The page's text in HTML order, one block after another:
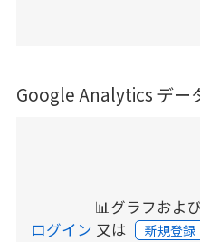
Google Analytics デー
📊グラフおよ
ログイン 又は 新規登